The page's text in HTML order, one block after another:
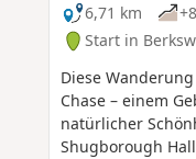
6,71 km
Start in
Diese
Chase – einem
natürlicher
Shugborough